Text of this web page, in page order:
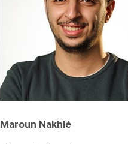
Maroun Nakhlé